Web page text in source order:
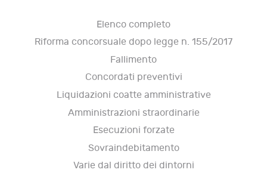
Elenco completo
Riforma concorsuale dopo legge n. 155/2017
Fallimento
Concordati preventivi
Liquidazioni coatte amministrative
Amministrazioni straordinarie
Esecuzioni forzate
Sovraindebitamento
Varie dal diritto dei dintorni